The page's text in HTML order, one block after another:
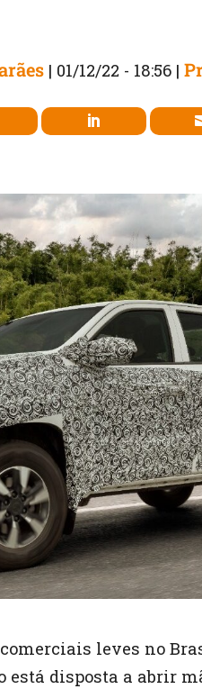
| 01/12/22 - 18:56|
leves no
está disposta a abrir